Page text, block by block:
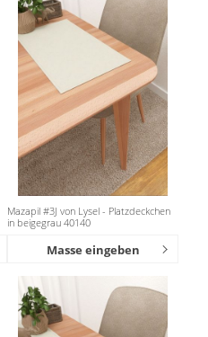
Mazapil #3J von Lysel - Platzdeckchen
in beigegrau 40140
Masse eingeben